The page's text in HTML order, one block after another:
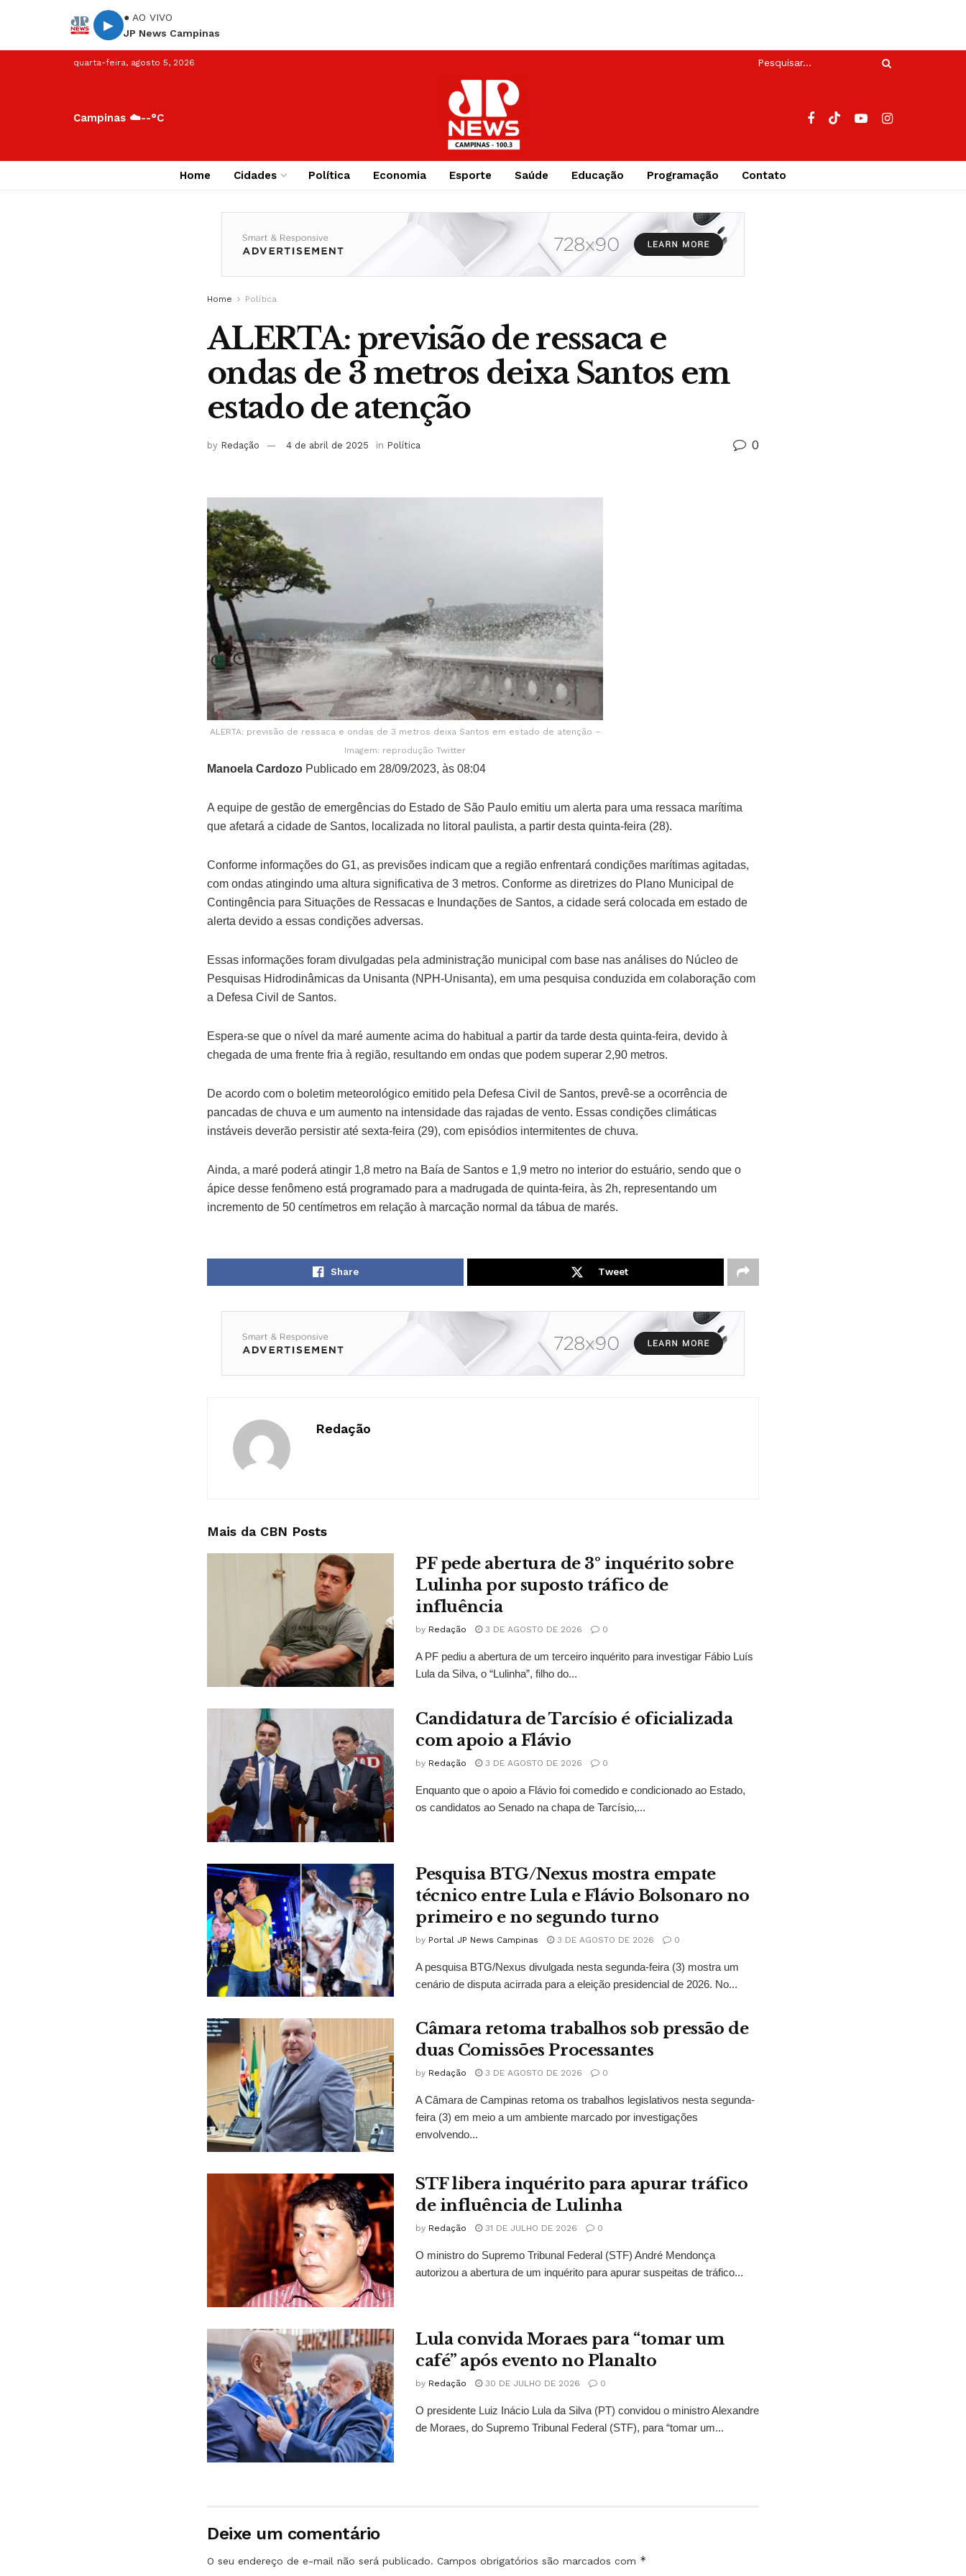
▶
● AO VIVO
JP News Campinas
quarta-feira, agosto 5, 2026
Campinas ☁️--°C
Home Cidades Política Economia Esporte Saúde Educação Programação Contato
Home Política
ALERTA: previsão de ressaca e
ondas de 3 metros deixa Santos em
estado de atenção
by Redação 4 de abril de 2025 in Política 0
ALERTA: previsão de ressaca e ondas de 3 metros deixa Santos em estado de atenção –
Imagem: reprodução Twitter
Manoela Cardozo Publicado em 28/09/2023, às 08:04
A equipe de gestão de emergências do Estado de São Paulo emitiu um alerta para uma ressaca marítima
que afetará a cidade de Santos, localizada no litoral paulista, a partir desta quinta-feira (28).
Conforme informações do G1, as previsões indicam que a região enfrentará condições marítimas agitadas,
com ondas atingindo uma altura significativa de 3 metros. Conforme as diretrizes do Plano Municipal de
Contingência para Situações de Ressacas e Inundações de Santos, a cidade será colocada em estado de
alerta devido a essas condições adversas.
Essas informações foram divulgadas pela administração municipal com base nas análises do Núcleo de
Pesquisas Hidrodinâmicas da Unisanta (NPH-Unisanta), em uma pesquisa conduzida em colaboração com
a Defesa Civil de Santos.
Espera-se que o nível da maré aumente acima do habitual a partir da tarde desta quinta-feira, devido à
chegada de uma frente fria à região, resultando em ondas que podem superar 2,90 metros.
De acordo com o boletim meteorológico emitido pela Defesa Civil de Santos, prevê-se a ocorrência de
pancadas de chuva e um aumento na intensidade das rajadas de vento. Essas condições climáticas
instáveis deverão persistir até sexta-feira (29), com episódios intermitentes de chuva.
Ainda, a maré poderá atingir 1,8 metro na Baía de Santos e 1,9 metro no interior do estuário, sendo que o
ápice desse fenômeno está programado para a madrugada de quinta-feira, às 2h, representando um
incremento de 50 centímetros em relação à marcação normal da tábua de marés.
Share Tweet
Redação
Mais da CBN Posts
PF pede abertura de 3º inquérito sobre
Lulinha por suposto tráfico de
influência
by Redação 3 DE AGOSTO DE 2026 0
A PF pediu a abertura de um terceiro inquérito para investigar Fábio Luís
Lula da Silva, o “Lulinha”, filho do...
Candidatura de Tarcísio é oficializada
com apoio a Flávio
by Redação 3 DE AGOSTO DE 2026 0
Enquanto que o apoio a Flávio foi comedido e condicionado ao Estado,
os candidatos ao Senado na chapa de Tarcísio,...
Pesquisa BTG/Nexus mostra empate
técnico entre Lula e Flávio Bolsonaro no
primeiro e no segundo turno
by Portal JP News Campinas 3 DE AGOSTO DE 2026 0
A pesquisa BTG/Nexus divulgada nesta segunda-feira (3) mostra um
cenário de disputa acirrada para a eleição presidencial de 2026. No...
Câmara retoma trabalhos sob pressão de
duas Comissões Processantes
by Redação 3 DE AGOSTO DE 2026 0
A Câmara de Campinas retoma os trabalhos legislativos nesta segunda-
feira (3) em meio a um ambiente marcado por investigações
envolvendo...
STF libera inquérito para apurar tráfico
de influência de Lulinha
by Redação 31 DE JULHO DE 2026 0
O ministro do Supremo Tribunal Federal (STF) André Mendonça
autorizou a abertura de um inquérito para apurar suspeitas de tráfico...
Lula convida Moraes para “tomar um
café” após evento no Planalto
by Redação 30 DE JULHO DE 2026 0
O presidente Luiz Inácio Lula da Silva (PT) convidou o ministro Alexandre
de Moraes, do Supremo Tribunal Federal (STF), para “tomar um...
Deixe um comentário
O seu endereço de e-mail não será publicado. Campos obrigatórios são marcados com *